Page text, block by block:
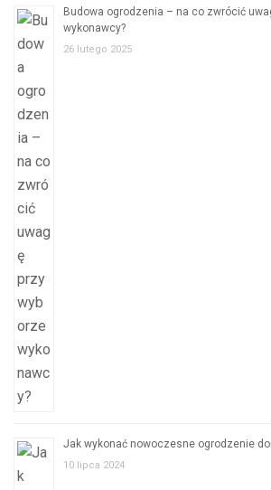
Budowa ogrodzenia – na co zwrócić
wykonawcy?
26 lutego 2025
Jak wykonać nowoczesne ogrodzenie
10 lipca 2024